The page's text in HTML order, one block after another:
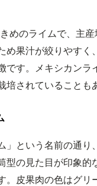
めのライムで、主産
め果汁が絞りやすく
です。メキシカンラ
培されていることも
」という名前の通
型の見た目が印象的
。皮果肉の色はグリ